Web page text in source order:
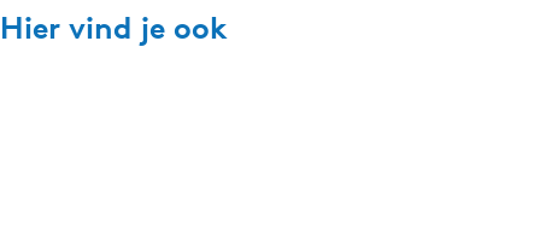
Hier vind je ook